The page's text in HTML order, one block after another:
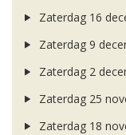
Zaterdag 16
Zaterdag 9
Zaterdag 2
Zaterdag 25
Zaterdag 18